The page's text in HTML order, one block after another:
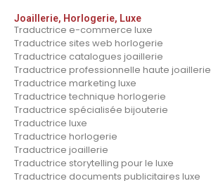
Joaillerie, Horlogerie, Luxe
Traductrice e-commerce luxe
Traductrice sites web horlogerie
Traductrice catalogues joaillerie
Traductrice professionnelle haute joaillerie
Traductrice marketing luxe
Traductrice technique horlogerie
Traductrice spécialisée bijouterie
Traductrice luxe
Traductrice horlogerie
Traductrice joaillerie
Traductrice storytelling pour le luxe
Traductrice documents publicitaires luxe